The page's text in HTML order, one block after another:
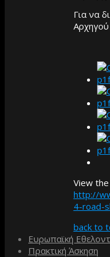
Για να
View
http://
4-road-
back to
Ευρωπαϊκή
Πρακτική Άσκηση